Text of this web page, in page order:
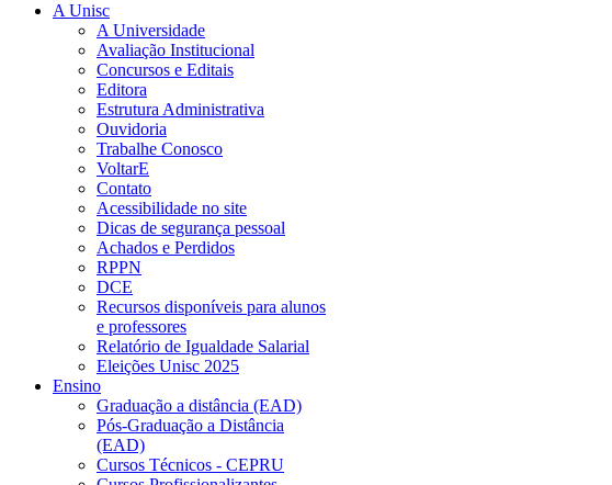
A Unisc
A Universidade
Avaliação Institucional
Concursos e Editais
Editora
Estrutura Administrativa
Ouvidoria
Trabalhe Conosco
VoltarE
Contato
Acessibilidade no site
Dicas de segurança pessoal
Achados e Perdidos
RPPN
DCE
Recursos disponíveis para alunos
e professores
Relatório de Igualdade Salarial
Eleições Unisc 2025
Ensino
Graduação a distância (EAD)
Pós-Graduação a Distância
(EAD)
Cursos Técnicos - CEPRU